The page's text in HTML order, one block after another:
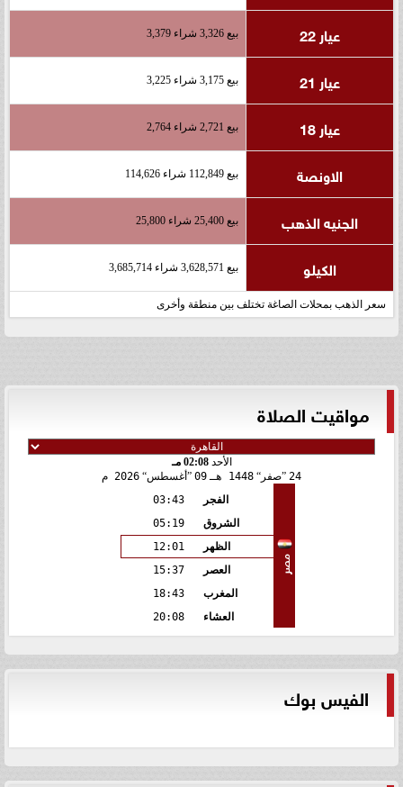
عيار 22 بيع 3,326 شراء 3,379
عيار 21 بيع 3,175 شراء 3,225
عيار 18 بيع 2,721 شراء 2,764
الاونصة بيع 112,849 شراء 114,626
الجنيه الذهب بيع 25,400 شراء 25,800
الكيلو بيع 3,628,571 شراء 3,685,714
سعر الذهب بمحلات الصاغة تختلف بين منطقة وأخرى
مواقيت الصلاة
الأحد02:08 مـ
24
صفر 1448 هـ 09 أغسطس 2026 م
مصر
الفجر
03:43
الشروق
05:19
الظهر
12:01
العصر
15:37
المغرب
18:43
العشاء
20:08
الفيس بوك